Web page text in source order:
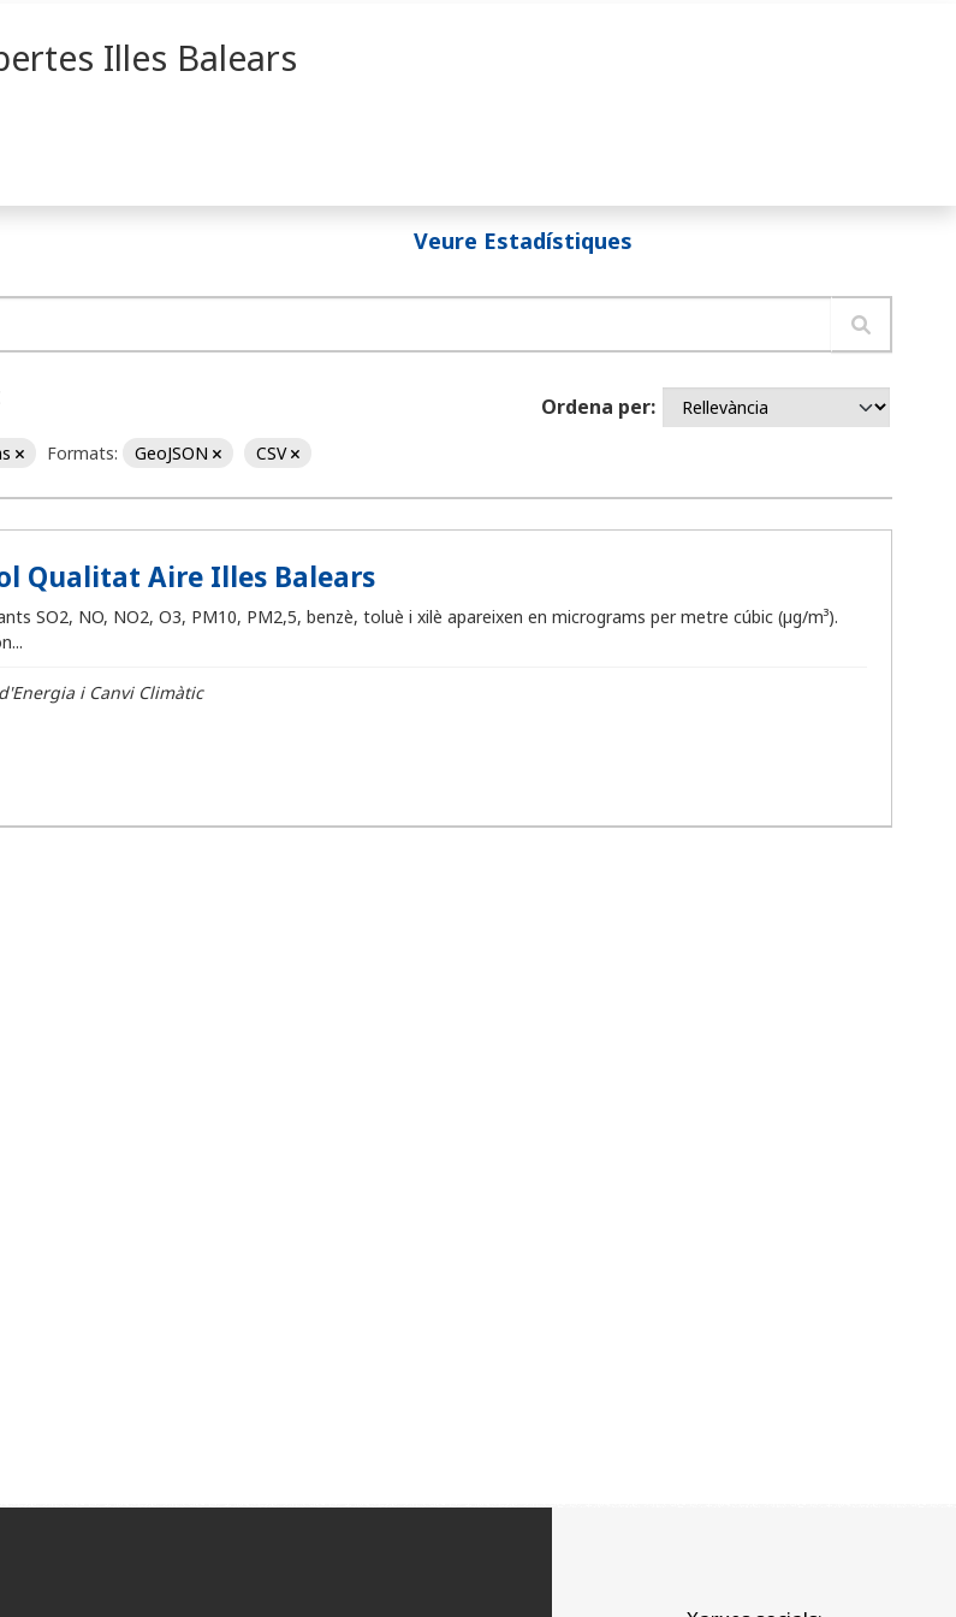
Illes Balears
Veure Estadístiques
Ordena per
Formats: GeoJSON CSV
Qualitat Aire Illes Balears
SO2, NO, NO2, O3, PM10, PM2,5, benzè, toluè i xilè apareixen en micrograms per metre cúbic (µg/m³).
i Canvi Climàtic